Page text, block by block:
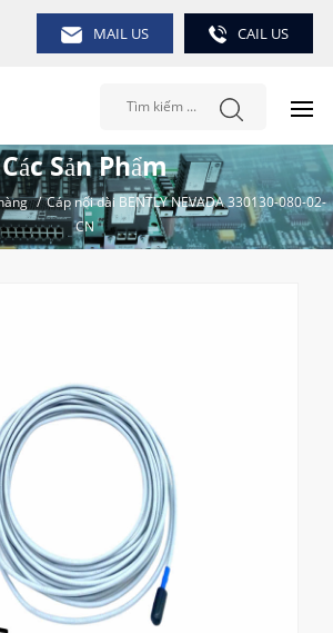
MAIL US CAIL US
Các Sản Phẩm
/ Cáp nối dài BENTLY NEVADA 330130-080-02-
CN